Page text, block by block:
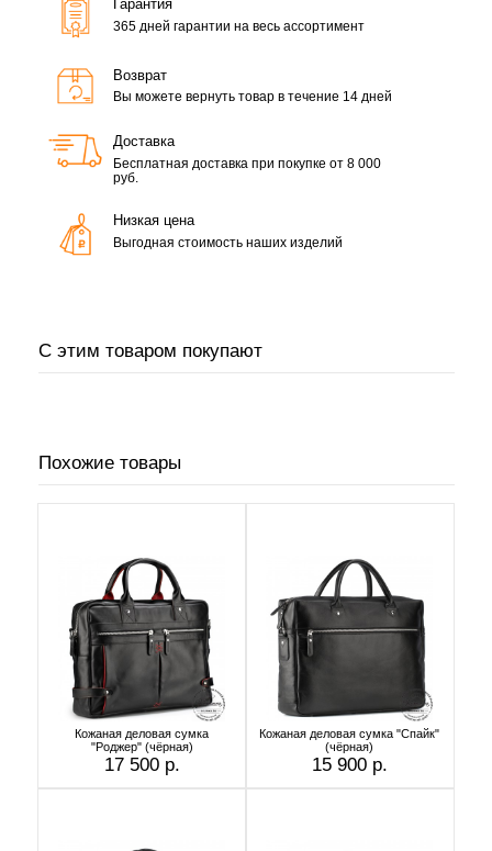
Гарантия
365 дней гарантии на весь ассортимент
Возврат
Вы можете вернуть товар в течение 14 дней
Доставка
Бесплатная доставка при покупке от 8 000
руб.
Низкая цена
Выгодная стоимость наших изделий
С этим товаром покупают
Похожие товары
Кожаная деловая сумка
"Роджер" (чёрная)
17 500 р.
Кожаная деловая сумка "Спайк"
(чёрная)
15 900 р.